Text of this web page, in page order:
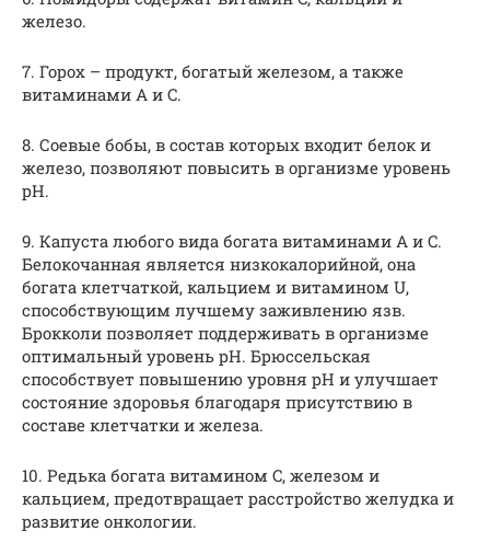
железо.
7. Горох – продукт, богатый железом, а также
витаминами A и C.
8. Соевые бобы, в состав которых входит белок и
железо, позволяют повысить в организме уровень
pH.
9. Капуста любого вида богата витаминами A и C.
Белокочанная является низкокалорийной, она
богата клетчаткой, кальцием и витамином U,
способствующим лучшему заживлению язв.
Брокколи позволяет поддерживать в организме
оптимальный уровень рН. Брюссельская
способствует повышению уровня рН и улучшает
состояние здоровья благодаря присутствию в
составе клетчатки и железа.
10. Редька богата витамином C, железом и
кальцием, предотвращает расстройство желудка и
развитие онкологии.